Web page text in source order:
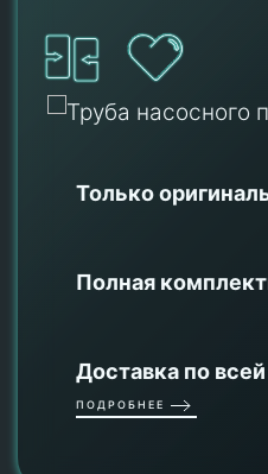
Только
Полная
Доставка по
ПОДРОБНЕЕ